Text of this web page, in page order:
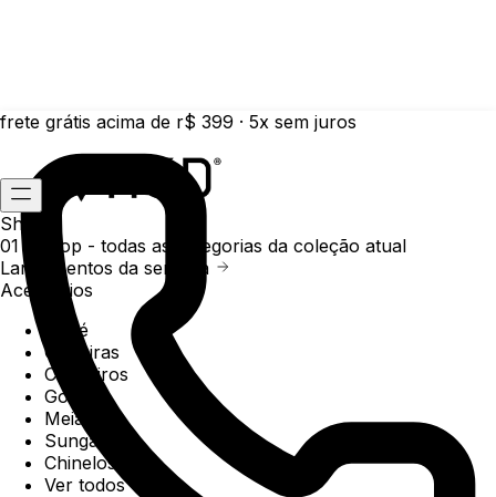
frete grátis acima de r$ 399 · 5x sem juros
Shop
01 /
Shop - todas as categorias da coleção atual
Lançamentos da semana
Acessórios
Boné
Carteiras
Chaveiros
Gorros
Meias
Sunga
Chinelos
Ver todos